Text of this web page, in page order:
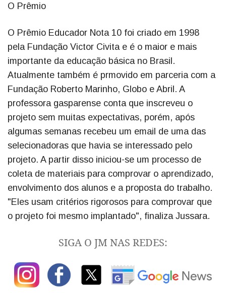
O Prêmio
O Prêmio Educador Nota 10 foi criado em 1998
pela Fundação Victor Civita e é o maior e mais
importante da educação básica no Brasil.
Atualmente também é prmovido em parceria com a
Fundação Roberto Marinho, Globo e Abril. A
professora gasparense conta que inscreveu o
projeto sem muitas expectativas, porém, após
algumas semanas recebeu um email de uma das
selecionadoras que havia se interessado pelo
projeto. A partir disso iniciou-se um processo de
coleta de materiais para comprovar o aprendizado,
envolvimento dos alunos e a proposta do trabalho.
"Eles usam critérios rigorosos para comprovar que
o projeto foi mesmo implantado", finaliza Jussara.
SIGA O JM NAS REDES: